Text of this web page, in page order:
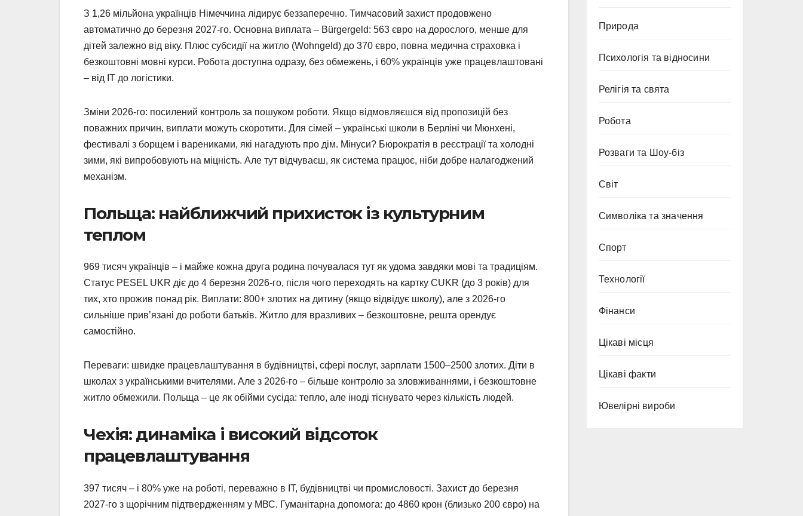
З 1,26 мільйона українців Німеччина лідирує беззаперечно. Тимчасовий захист продовжено
автоматично до березня 2027-го. Основна виплата – Bürgergeld: 563 євро на дорослого, менше для
дітей залежно від віку. Плюс субсидії на житло (Wohngeld) до 370 євро, повна медична страховка і
безкоштовні мовні курси. Робота доступна одразу, без обмежень, і 60% українців уже працевлаштовані
– від IT до логістики.
Зміни 2026-го: посилений контроль за пошуком роботи. Якщо відмовляєшся від пропозицій без
поважних причин, виплати можуть скоротити. Для сімей – українські школи в Берліні чи Мюнхені,
фестивалі з борщем і варениками, які нагадують про дім. Мінуси? Бюрократія в реєстрації та холодні
зими, які випробовують на міцність. Але тут відчуваєш, як система працює, ніби добре налагоджений
механізм.
Польща: найближчий прихисток із культурним
теплом
969 тисяч українців – і майже кожна друга родина почувалася тут як удома завдяки мові та традиціям.
Статус PESEL UKR діє до 4 березня 2026-го, після чого переходять на картку CUKR (до 3 років) для
тих, хто прожив понад рік. Виплати: 800+ злотих на дитину (якщо відвідує школу), але з 2026-го
сильніше прив’язані до роботи батьків. Житло для вразливих – безкоштовне, решта орендує
самостійно.
Переваги: швидке працевлаштування в будівництві, сфері послуг, зарплати 1500–2500 злотих. Діти в
школах з українськими вчителями. Але з 2026-го – більше контролю за зловживаннями, і безкоштовне
житло обмежили. Польща – це як обійми сусіда: тепло, але іноді тіснувато через кількість людей.
Чехія: динаміка і високий відсоток
працевлаштування
397 тисяч – і 80% уже на роботі, переважно в IT, будівництві чи промисловості. Захист до березня
2027-го з щорічним підтвердженням у МВС. Гуманітарна допомога: до 4860 крон (близько 200 євро) на
Природа
Психологія та відносини
Релігія та свята
Робота
Розваги та Шоу-біз
Світ
Символіка та значення
Спорт
Технології
Фінанси
Цікаві місця
Цікаві факти
Ювелірні вироби